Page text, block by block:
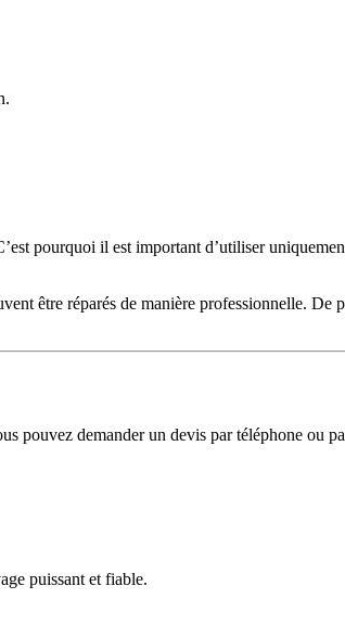
pourquoi il est important d’utiliser
être réparés de manière professionnelle. De
pouvez demander un devis par téléphone ou
puissant et fiable.